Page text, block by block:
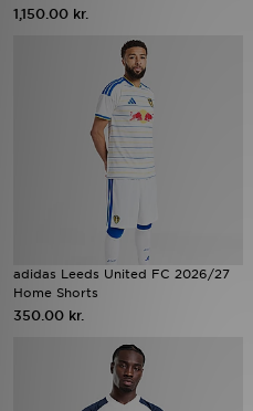
1,150.00 kr.
adidas Leeds United FC 2026/27
Home Shorts
350.00 kr.
Download JD app'en
Mine beskeder
Hjælp & information